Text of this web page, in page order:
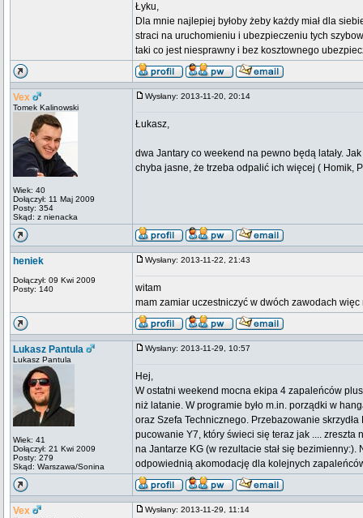
Łyku,
Dla mnie najlepiej byłoby żeby każdy miał dla
straci na uruchomieniu i ubezpieczeniu tych
taki co jest niesprawny i bez kosztownego
Vex
Tomek Kalinowski
Wiek: 40
Dołączył: 11 Maj 2009
Posty: 354
Skąd: z nienacka
Wysłany: 2013-11-20, 20:14
Łukasz,
dwa Jantary co weekend na pewno będą latały.
chyba jasne, że trzeba odpalić ich więcej ( Homik,
heniek
Dołączył: 09 Kwi 2009
Posty: 140
Wysłany: 2013-11-22, 21:43
witam
mam zamiar uczestniczyć w dwóch zawodach
Lukasz Pantula
Lukasz Pantula
Wiek: 41
Dołączył: 21 Kwi 2009
Posty: 279
Skąd: Warszawa/Sonina
Wysłany: 2013-11-29, 10:57
Hej,
W ostatni weekend mocna ekipa 4 zapaleńców
niż latanie. W programie było m.in. porządki w
oraz Szefa Technicznego. Przebazowanie
pucowanie Y7, który świeci się teraz jak ....
na Jantarze KG (w rezultacie stał się
odpowiednią akomodację dla kolejnych
Vex Wysłany: 2013-11-29, 11:14